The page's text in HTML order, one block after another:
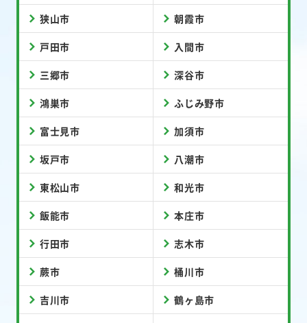
狭山市 朝霞市
戸田市 入間市
三郷市 深谷市
鴻巣市 ふじみ野市
富士見市 加須市
坂戸市 八潮市
東松山市 和光市
飯能市 本庄市
行田市 志木市
蕨市 桶川市
吉川市 鶴ヶ島市